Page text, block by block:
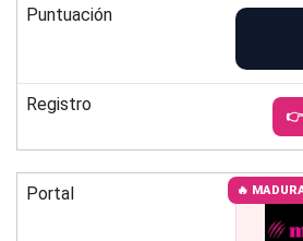
Puntuación
Registro
Portal 🔥